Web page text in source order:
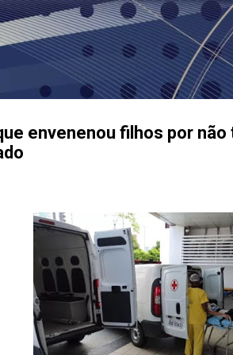
Pular para o conteúdo
envenenou filhos por